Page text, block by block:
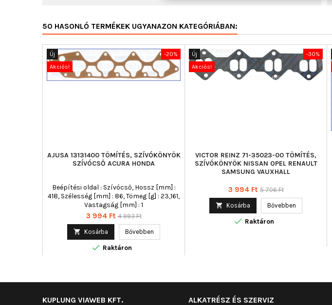
50 HASONLÓ TERMÉKEK UGYANAZON KATEGÓRIÁBAN:
-20%
Új
Akciós!
AJUSA 13131400 TÖMÍTÉS, SZÍVÓKÖNYÖK
SZÍVÓCSŐ ACURA HONDA
Beépítési oldal : Szívócső, Hossz [mm] :
418, Szélesség [mm] : 86, Tömeg [g] : 23,161,
Vastagság [mm] : 1
Ár
3 994 Ft Normál
4 993 Ft
 Kosárba Bővebben
 Raktáron
-30%
Új
Akciós!
VICTOR REINZ 71-35023-00 TÖMÍTÉS,
SZÍVÓKÖNYÖK NISSAN OPEL RENAULT
SAMSUNG VAUXHALL
Ár
3 994 Ft Normál
5 706 Ft
 Kosárba Bővebben
 Raktáron
KUPLUNG VIAWEB KFT. ALKATRÉSZ ÉS SZERVIZ